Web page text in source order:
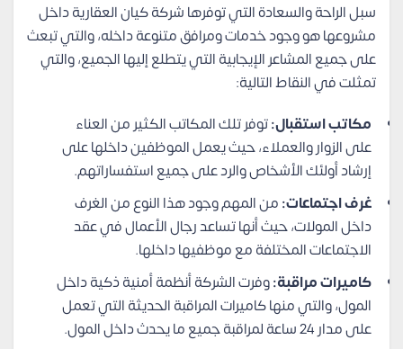
سبل الراحة والسعادة التي توفرها شركة كيان العقارية داخل
مشروعها هو وجود خدمات ومرافق متنوعة داخله، والتي تبعث
على جميع المشاعر الإيجابية التي يتطلع إليها الجميع، والتي
تمثلت في النقاط التالية:
مكاتب استقبال:توفر تلك المكاتب الكثير من العناء
على الزوار والعملاء، حيث يعمل الموظفين داخلها على
إرشاد أولئك الأشخاص والرد على جميع استفساراتهم.
غرف اجتماعات:من المهم وجود هذا النوع من الغرف
داخل المولات، حيث أنها تساعد رجال الأعمال في عقد
الاجتماعات المختلفة مع موظفيها داخلها.
كاميرات مراقبة:وفرت الشركة أنظمة أمنية ذكية داخل
المول، والتي منها كاميرات المراقبة الحديثة التي تعمل
على مدار 24 ساعة لمراقبة جميع ما يحدث داخل المول.